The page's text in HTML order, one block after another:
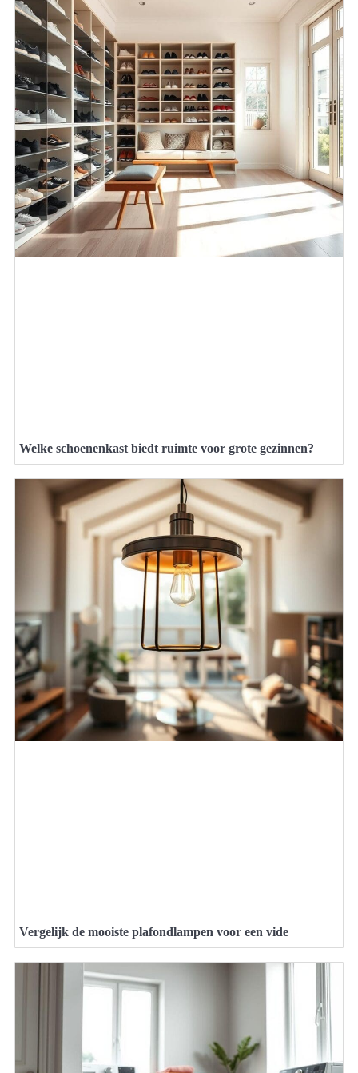
Welke schoenenkast biedt ruimte voor grote gezinnen?
Vergelijk de mooiste plafondlampen voor een vide